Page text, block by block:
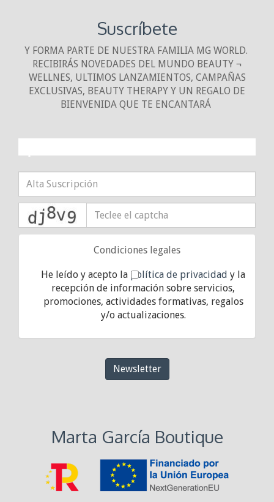
Suscríbete
Y FORMA PARTE DE NUESTRA FAMILIA MG WORLD.
RECIBIRÁS NOVEDADES DEL MUNDO BEAUTY ¬
WELLNES, ULTIMOS LANZAMIENTOS, CAMPAÑAS
EXCLUSIVAS, BEAUTY THERAPY Y UN REGALO DE
BIENVENIDA QUE TE ENCANTARÁ
Condiciones legales
He leído y acepto la política de privacidad y la
recepción de información sobre servicios,
promociones, actividades formativas, regalos
y/o actualizaciones.
Newsletter
Marta García Boutique